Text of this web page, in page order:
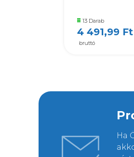
13 Darab
4 491,99 Ft
bruttó
Ha